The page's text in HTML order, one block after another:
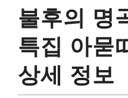
불후의 명
특집 아묻
상세 정보